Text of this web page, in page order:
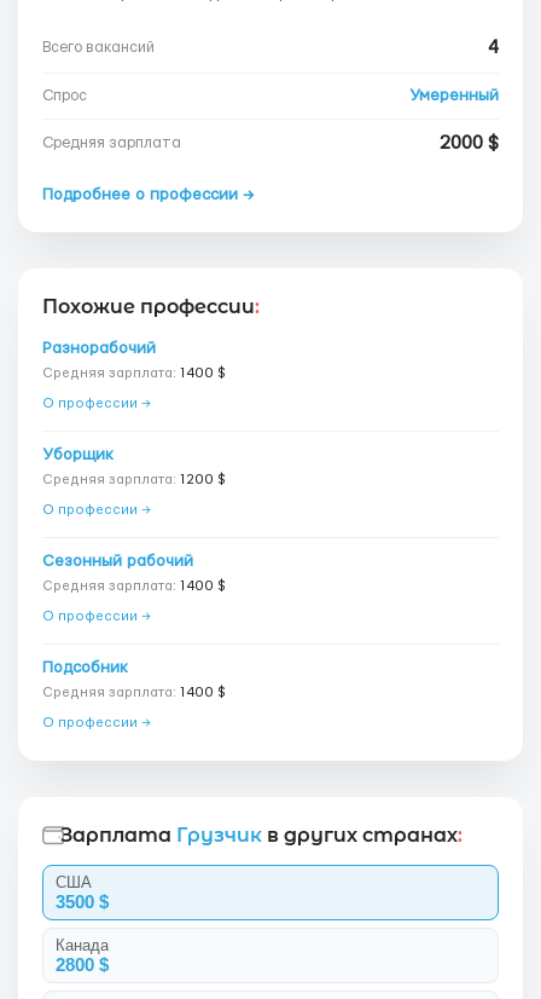
Всего вакансий 4
Спрос Умеренный
Средняя зарплата 2000 $
Подробнее о профессии →
Похожие профессии:
Разнорабочий
Средняя зарплата: 1400 $
О профессии →
Уборщик
Средняя зарплата: 1200 $
О профессии →
Сезонный рабочий
Средняя зарплата: 1400 $
О профессии →
Подсобник
Средняя зарплата: 1400 $
О профессии →
Зарплата Грузчик в других странах:
США
3500 $
Канада
2800 $